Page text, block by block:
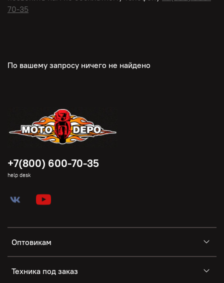
70-35
По вашему запросу ничего не найдено
Оптовикам
Техника под заказ
+7(800) 600-70-35
help desk